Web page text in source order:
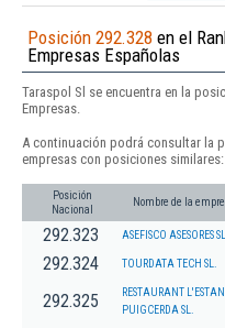
Posición 292.328 en el
Empresas Españolas
Taraspol Sl se encuentra en la
Empresas.
A continuación podrá consultar la
empresas con posiciones similares:
Posición
Nacional
Nombre de la
292.323 ASEFISCO ASESORES SL
292.324 TOURDATA TECH SL.
292.325
RESTAURANT
PUIGCERDA SL.